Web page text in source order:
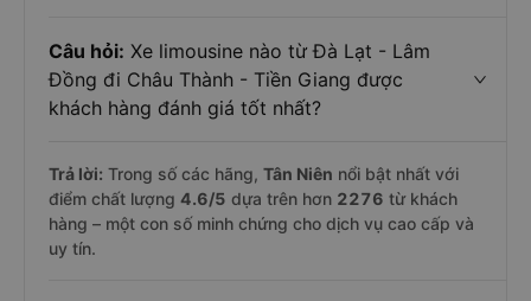
Câu hỏi: Xe limousine nào từ Đà Lạt - Lâm
Đồng đi Châu Thành - Tiền Giang được
khách hàng đánh giá tốt nhất?
Trả lời: Trong số các hãng, Tân Niên nổi bật nhất với
điểm chất lượng 4.6/5 dựa trên hơn 2276 từ khách
hàng – một con số minh chứng cho dịch vụ cao cấp và
uy tín.